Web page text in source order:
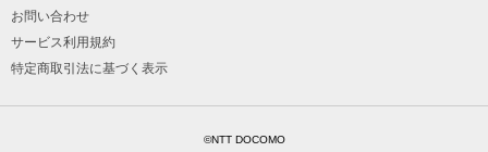
お問い合わせ
サービス利用規約
特定商取引法に基づく表示
©NTT DOCOMO